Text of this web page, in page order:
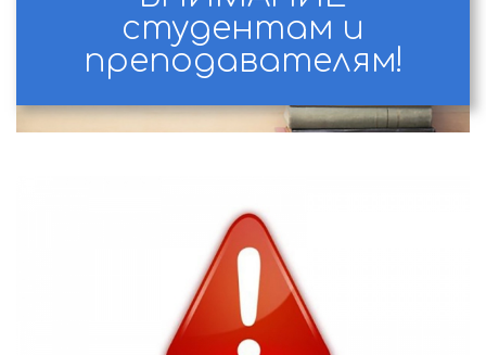
студентам и
преподавателям!